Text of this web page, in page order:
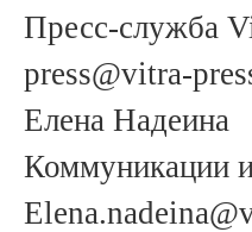
Пресс-служба
press@vitra-
Елена Надеина
Коммуникации